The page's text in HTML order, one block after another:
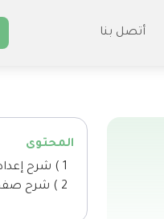
أتصل بنا
المحتوى
1 ) شرح إعدادات إدارة الصلاحيات
2 ) شرح صفحة إضافة صالحية